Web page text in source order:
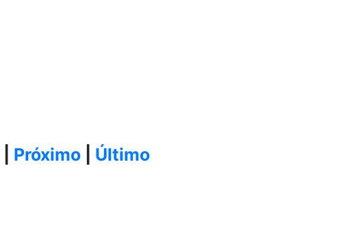
Próximo Último